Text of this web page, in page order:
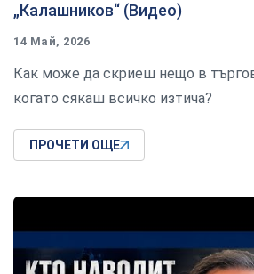
„Калашников“ (Видео)
14 Май, 2026
Как може да скриеш нещо в
когато сякаш всичко изтича?
ПРОЧЕТИ ОЩЕ